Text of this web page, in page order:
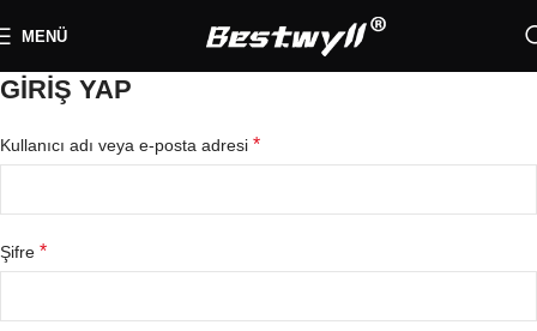
MENÜ
GIRIŞ YAP
Kullanıcı adı veya e-posta adresi *
Şifre *